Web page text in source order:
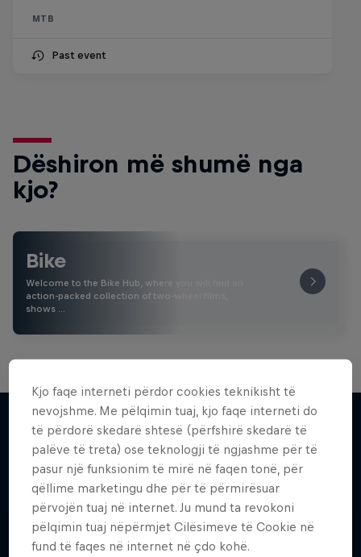
MTB
Past event
Dëshiron më shumë nga
kjo?
Bike
Welcome to the Bike Hub, where you will find an
action-packed collection of two-wheel films,
shows …
Më shumë si kjo
Kjo faqe interneti përdor cookies teknikisht të
nevojshme. Me pëlqimin tuaj, kjo faqe interneti do
të përdorë skedarë shtesë (përfshirë skedarë të
palëve të treta) ose teknologji të ngjashme për të
pasur një funksionim të mirë në faqen tonë, për
qëllime marketingu dhe për të përmirësuar
përvojën tuaj në internet. Ju mund ta revokoni
pëlqimin tuaj nëpërmjet Cilësimeve të Cookie në
fund të faqes në internet në çdo kohë.